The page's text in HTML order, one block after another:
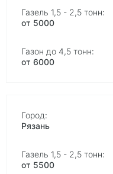
от 5000
от 6000
Рязань
от 5500